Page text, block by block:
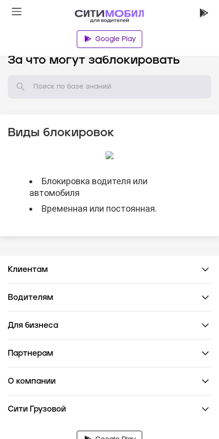
Google Play
За что могут заблокировать
Виды блокировок
Блокировка водителя или
автомобиля
Временная или постоянная.
Блокировка водителя или
автомобиля
Временная или постоянная.
Блокировка водителя или
автомобиля
Временная или постоянная.
Клиентам
Водителям
Для бизнеса
Партнерам
О компании
Сити Грузовой